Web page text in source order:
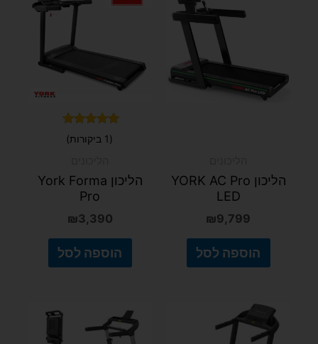
הליכון YORK AC Pro
LED
₪9,799
הוספה לסל
דורג
5.00
(1 ביקורות)
הליכון York Forma
Pro
₪3,390
הוספה לסל